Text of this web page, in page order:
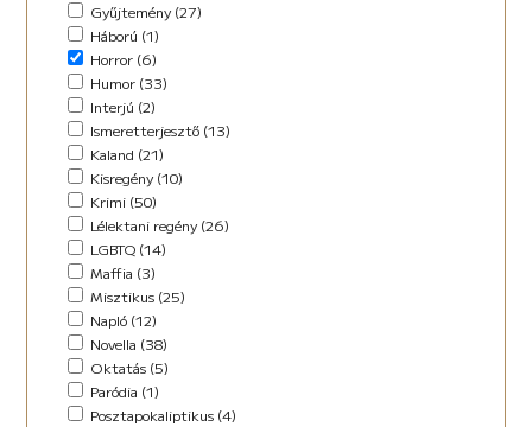
Misztikus (9)
Napló (4)
New Adult (5)
Novella (34)
Oktatás (2)
Paródia (3)
Regény (42)
Romantikus (29)
Sci-fi (14)
Steampunk (1)
Urban Fantasy (2)
Utikönyv (8)
Válogatott írások (48)
Vers (17)
Gyűjtemény (27)
Háború (1)
Horror (6)
Humor (33)
Interjú (2)
Ismeretterjesztő (13)
Kaland (21)
Kisregény (10)
Krimi (50)
Lélektani regény (26)
LGBTQ (14)
Maffia (3)
Misztikus (25)
Napló (12)
Novella (38)
Oktatás (5)
Paródia (1)
Posztapokaliptikus (4)